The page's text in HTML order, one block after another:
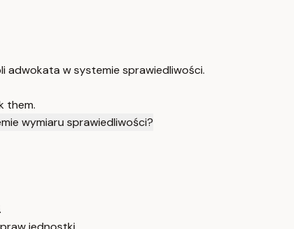
adwokata w systemie sprawiedliwości.
them.
wymiaru sprawiedliwości?